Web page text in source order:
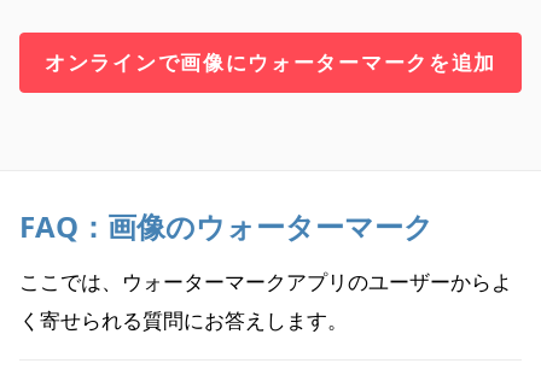
オンラインで画像にウォーターマークを追加
FAQ：画像のウォーターマーク
ここでは、ウォーターマークアプリのユーザーからよ
く寄せられる質問にお答えします。